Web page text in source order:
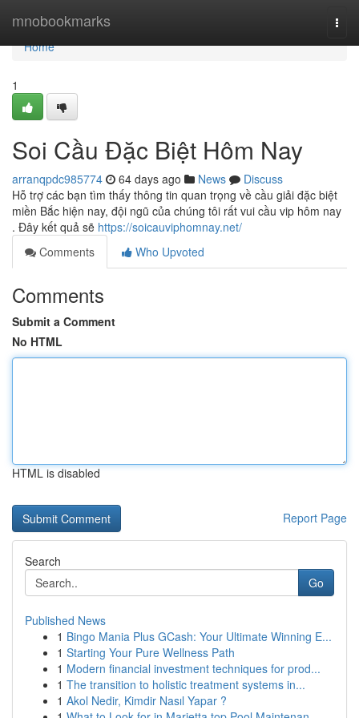
mnobookmarks
Home
Home
1
Soi Cầu Đặc Biệt Hôm Nay
arranqpdc985774 64 days ago News
Discuss
Hỗ trợ các bạn tìm thấy thông tin quan trọng về cầu giải đặc biệt
miền Bắc hiện nay, đội ngũ của chúng tôi rất vui cầu vip hôm nay
. Đây kết quả sẽ https://soicauviphomnay.net/
Comments
Who Upvoted
Comments
Submit a Comment
No HTML
HTML is disabled
Report Page
Search
Go
Published News
1 Bingo Mania Plus GCash: Your Ultimate Winning E...
1 Starting Your Pure Wellness Path
1 Modern financial investment techniques for prod...
1 The transition to holistic treatment systems in...
1 Akol Nedir, Kimdir Nasıl Yapar ?